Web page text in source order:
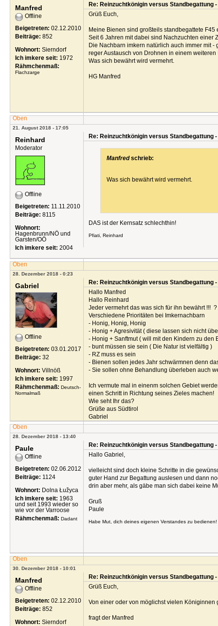
Manfred
Offline
Beigetreten: 02.12.2010
Beiträge: 852
Wohnort: Sierndorf
Ich imkere seit: 1972
Rähmchenmaß:
Flachzarge
Re: Reinzuchtkönigin versus Standbegattung
Grüß Euch,
Meine Bienen sind großteils standbegattete
Seit 6 Jahren mit dabei sind Nachzuchten einer
Die Nachbarn imkern natürlich auch immer mit
reger Austausch von Drohnen in einem weiteren
Was sich bewährt wird vermehrt.
HG Manfred
Oben
21. August 2018 - 17:05
Reinhard
Moderator
Offline
Beigetreten: 11.11.2010
Beiträge: 8115
Wohnort:
Hagenbrunn/NÖ und
Garsten/OÖ
Ich imkere seit: 2004
Re: Reinzuchtkönigin versus Standbegattung
Manfredschrieb:
Was sich bewährt wird vermehrt.
DAS ist der Kernsatz schlechthin!
Pfiati, Reinhard
Oben
28. Dezember 2018 - 0:23
Gabriel
Offline
Beigetreten: 03.01.2017
Beiträge: 32
Wohnort: Villnöß
Ich imkere seit: 1997
Rähmchenmaß: Deutsch-
Normalmaß
Re: Reinzuchtkönigin versus Standbegattung
Hallo Manfred
Hallo Reinhard
Jeder vermehrt das was sich für ihn bewährt !!! ?
Verschiedene Prioritäten bei Imkernachbarn
- Honig, Honig, Honig
- Honig + Agresivität ( diese lassen sich nicht
- Honig + Sanftmut ( will mit den Kindern zu den
- bunt müssen sie sein ( Die Natur ist vielfältig )
- RZ muss es sein
- Bienen sollen jedes Jahr schwärmnen denn
- Sie sollen ohne Behandlung überleben auch
Ich vermute mal in einenm solchen Gebiet
einen Schritt in Richtung seines Zieles machen!
Wie seht Ihr das?
Grüße aus Südtirol
Gabriel
Oben
28. Dezember 2018 - 13:40
Paule
Offline
Beigetreten: 02.06.2012
Beiträge: 1124
Wohnort: Dolna Łužyca
Ich imkere seit: 1963
und seit 1993 wieder so
wie vor der Varroose
Rähmchenmaß: Dadant
Re: Reinzuchtkönigin versus Standbegattung
Hallo Gabriel,
vielleicht sind doch kleine Schritte in die
guter Hand zur Begattung auslesen und dann
drin aber mehr, als gäbe man sich dabei keine
Gruß
Paule
Habe Mut, dich deines eigenen Verstandes zu bedienen!
Oben
30. Dezember 2018 - 10:01
Manfred
Offline
Beigetreten: 02.12.2010
Beiträge: 852
Wohnort: Sierndorf
Re: Reinzuchtkönigin versus Standbegattung
Grüß Euch,
Von einer oder von möglichst vielen
fragt der Manfred